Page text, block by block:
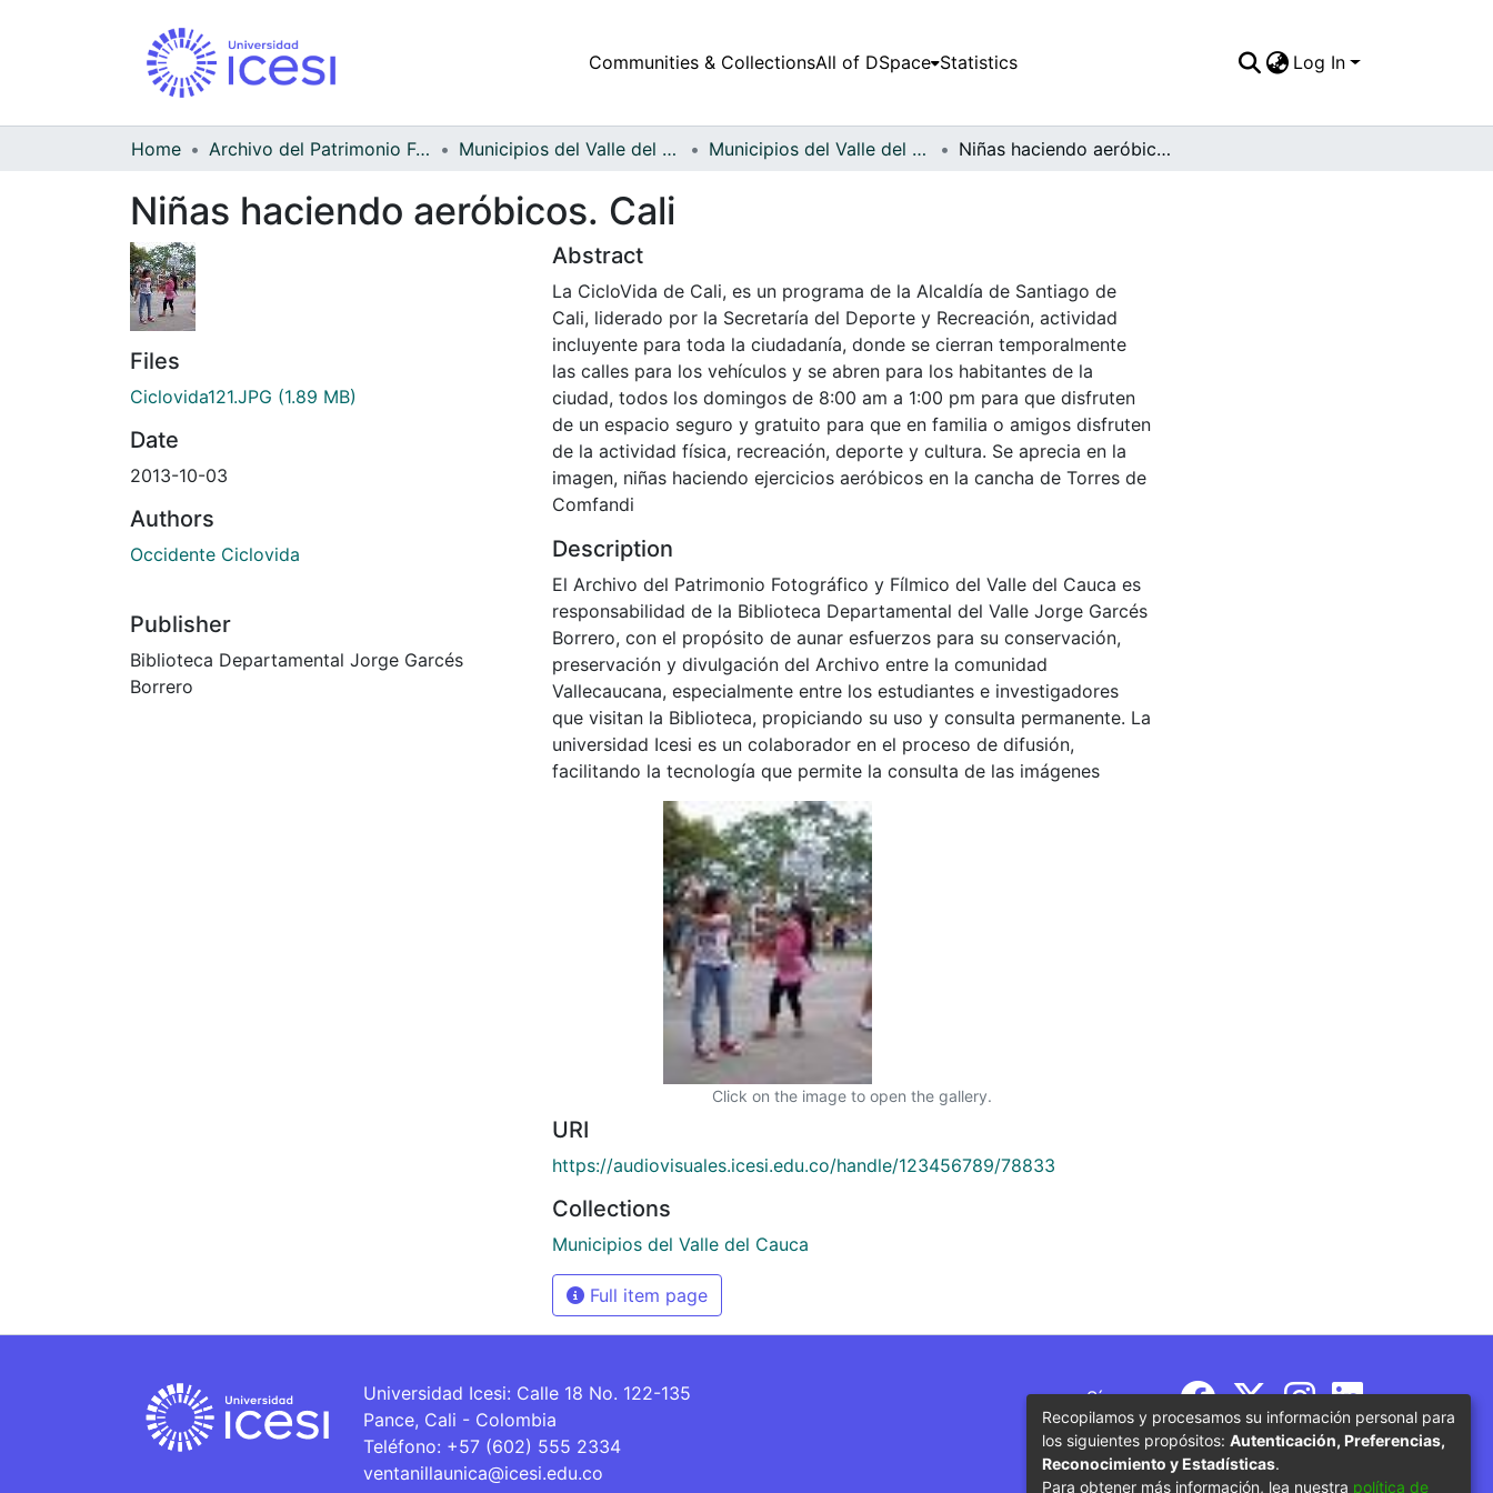
Communities & CollectionsAll of DSpace Statistics Log In
Home Archivo del Patrimonio Fotográfico y Fílmico del Valle del Cauca Municipios del Valle del Cauca Municipios del Valle del Cauca Niñas haciendo aeróbicos. Cali
Niñas haciendo aeróbicos. Cali
Files
Ciclovida121.JPG (1.89 MB)
Date
2013-10-03
Authors
Occidente Ciclovida
Publisher
Biblioteca Departamental Jorge Garcés
Borrero
Abstract
La CicloVida de Cali, es un programa de la Alcaldía de Santiago de
Cali, liderado por la Secretaría del Deporte y Recreación, actividad
incluyente para toda la ciudadanía, donde se cierran temporalmente
las calles para los vehículos y se abren para los habitantes de la
ciudad, todos los domingos de 8:00 am a 1:00 pm para que disfruten
de un espacio seguro y gratuito para que en familia o amigos disfruten
de la actividad física, recreación, deporte y cultura. Se aprecia en la
imagen, niñas haciendo ejercicios aeróbicos en la cancha de Torres de
Comfandi
Description
El Archivo del Patrimonio Fotográfico y Fílmico del Valle del Cauca es
responsabilidad de la Biblioteca Departamental del Valle Jorge Garcés
Borrero, con el propósito de aunar esfuerzos para su conservación,
preservación y divulgación del Archivo entre la comunidad
Vallecaucana, especialmente entre los estudiantes e investigadores
que visitan la Biblioteca, propiciando su uso y consulta permanente. La
universidad Icesi es un colaborador en el proceso de difusión,
facilitando la tecnología que permite la consulta de las imágenes
Click on the image to open the gallery.
URI
https://audiovisuales.icesi.edu.co/handle/123456789/78833
Collections
Municipios del Valle del Cauca
Full item page
Universidad Icesi: Calle 18 No. 122-135
Pance, Cali - Colombia
Teléfono: +57 (602) 555 2334
ventanillaunica@icesi.edu.co
Síguenos
Recopilamos y procesamos su información personal para
los siguientes propósitos: Autenticación, Preferencias,
Reconocimiento y Estadísticas.
Para obtener más información, lea nuestra política de